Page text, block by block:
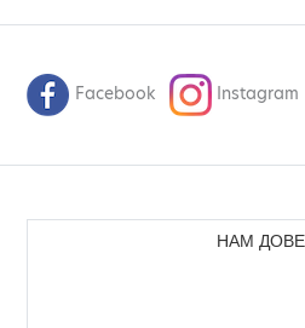
Facebook Instagram
НАМ